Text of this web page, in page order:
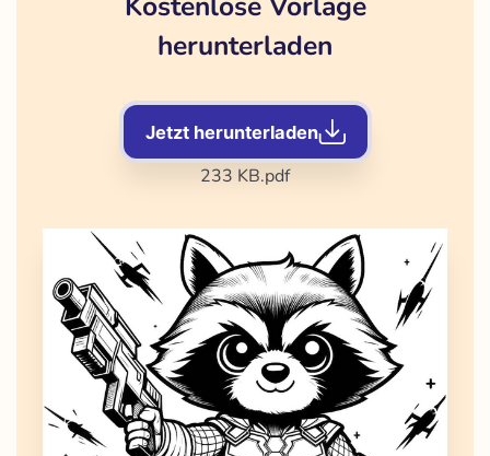
herunterladen
Jetzt herunterladen
233 KB.pdf